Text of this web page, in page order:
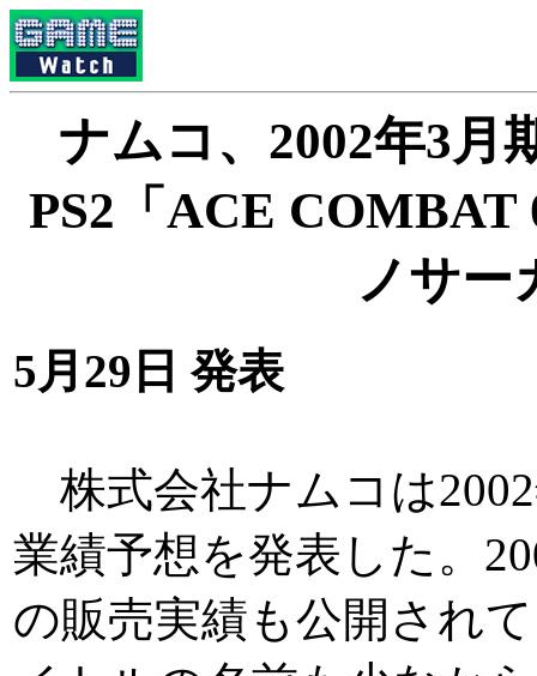
ナムコ、2002年3月
PS2「ACE COMBAT
ノサー
5月29日 発表
株式会社ナムコは
業績予想を発表した。
の販売実績も公開され